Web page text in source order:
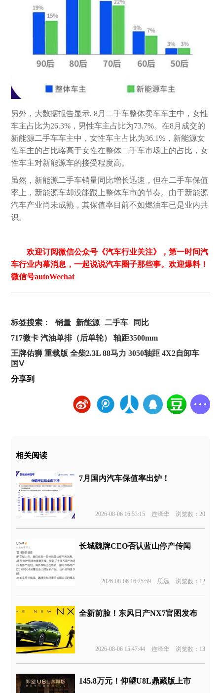
另外，大数据报告显示, 8月二手车整体卖车车主中，女性
车主占比为26.3%，男性车主占比为73.7%。在8月成交的
新能源二手车车主中，女性车主占比为36.1%，新能源女
性车主的占比略高于女性在整体二手车市场上的占比，女
性车主对新能源车的接受程度高。
虽然，新能源二手车销量同比增长迅速，但在二手车保值
率上，新能源车却没能跟上整体车市的节奏。由于新能源
汽车产业尚未成熟，其保值率目前不如燃油车已是业内共
识。
欢迎订阅微信公众号《汽车行业关注》，第一时间汽
车行业内幕消息，一起说说汽车圈子那些事。欢迎爆料！
微信号autoWechat
标签搜索： 销量 新能源 二手车
同比
717微卡 汽油单排（后单轮） 轴距3500mm
王牌佑狮 重载版 全柴2.3L 88马力 3050轴距 4X2自卸车
国Ⅴ
分享到
相关阅读
7月国内汽车保值率出炉！
2026-08-06 16:53:15 连泽华 浏览数：20
长城魏牌CEO否认蓝山停产传闻
2026-08-06 16:25:59 思远 浏览数：12
全新前脸！东风日产NX7官图发布
2026-08-06 15:47:44 连泽华 浏览数：13
145.8万元！仰望U8L鼎藏版上市